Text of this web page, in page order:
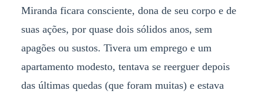
Miranda ficara consciente, dona de seu corpo e de
suas ações, por quase dois sólidos anos, sem
apagões ou sustos. Tivera um emprego e um
apartamento modesto, tentava se reerguer depois
das últimas quedas (que foram muitas) e estava